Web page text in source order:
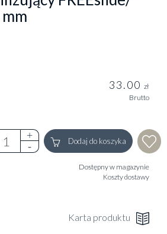
33.00 zł
Brutto
Dodaj do koszyka
Dostępny w magazynie
Koszty dostawy
Karta produktu